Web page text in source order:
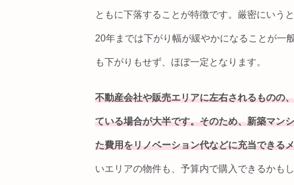
ともに下落することが特徴です。厳密にいう
20年までは下がり幅が緩やかになることが一
も下がりもせず、ほぼ一定となります。
不動産会社や販売エリアに左右されるものの
ている場合が大半です。そのため、新築マン
た費用をリノベーション代などに充当できる
いエリアの物件も、予算内で購入できるかもし